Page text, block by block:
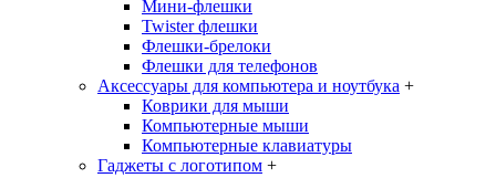
Мини-флешки
Twister флешки
Флешки-брелоки
Флешки для телефонов
Аксессуары для компьютера и ноутбука +
Коврики для мыши
Компьютерные мыши
Компьютерные клавиатуры
Гаджеты с логотипом +